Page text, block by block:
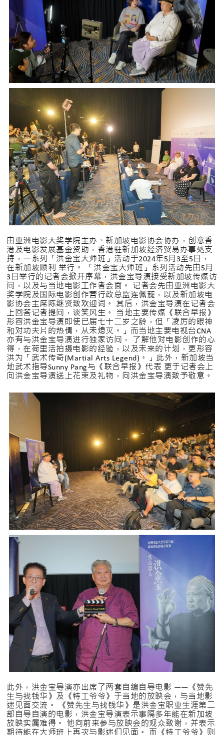
由亚洲电影大奖学院主办、新加坡电影协会协办，创意香
港及电影发展基金资助，香港驻新加坡经济贸易办事处支
持，一系列「洪金宝大师班」活动于2024年5月3至5日，
在新加坡顺利 举行。 「洪金宝大师班」系列活动先由5月
3日举行的记者会掀开序幕，洪金宝导演接受新加坡传媒访
问，以及与当地电影工作者会面。 记者会先由亚洲电影大
奖学院及国际电影创作营行政总监连佩蔙，以及新加坡电
影协会主席陈继贤致欢迎词。 其后，洪金宝导演在记者会
上回答记者提问，谈笑风生。 当地主要传媒《联合早报》
形容洪金宝导演即使已届七十二岁之龄，但「凌厉的眼神
和对功夫片的热情，从未熄灭。」而当地主要电视台CNA
亦有与洪金宝导演进行独家访问， 了解他对电影创作的心
得，在荷里活拍摄电影的经验，以及未来的计划，更形容
洪为「武术传奇(Martial Arts Legend)。」此外，新加坡当
地武术指导Sunny Pang与《联合早报》代表 更于记者会上
向洪金宝导演送上花束及礼物，向洪金宝导演致予敬意。
此外，洪金宝导演亦出席了两套自编自导电影 ——《赞先
生与找钱华》及《特工爷爷》于当地的放映会，与当地影
迷见面交流。 《赞先生与找钱华》是洪金宝职业生涯第二
部自导自演的电影，洪金宝导演表示事隔多年能在新加坡
放映实属难得。 他向前来参与放映会的观众致谢，并表示
期待能在大师班上再次与影迷们见面。 而《特工爷爷》则